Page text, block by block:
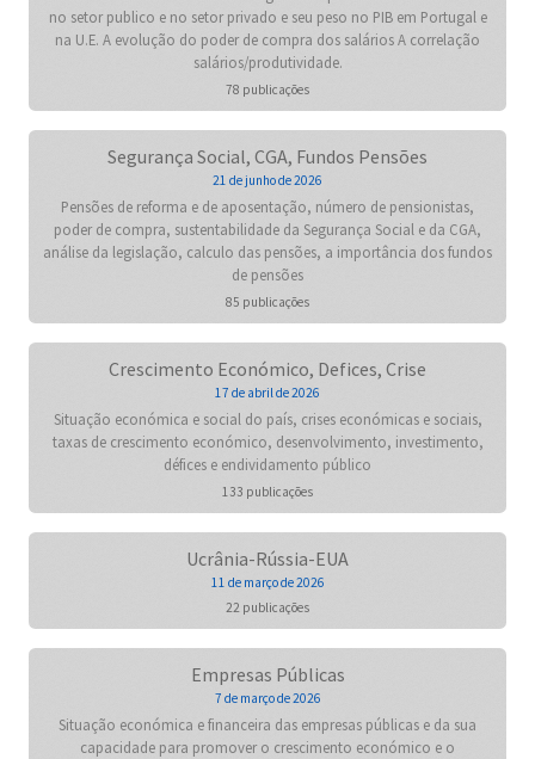
no setor publico e no setor privado e seu peso no PIB em Portugal e
na U.E. A evolução do poder de compra dos salários A correlação
salários/produtividade.
78 publicações
Segurança Social, CGA, Fundos Pensões
21 de junho de 2026
Pensões de reforma e de aposentação, número de pensionistas,
poder de compra, sustentabilidade da Segurança Social e da CGA,
análise da legislação, calculo das pensões, a importância dos fundos
de pensões
85 publicações
Crescimento Económico, Defices, Crise
17 de abril de 2026
Situação económica e social do país, crises económicas e sociais,
taxas de crescimento económico, desenvolvimento, investimento,
défices e endividamento público
133 publicações
Ucrânia-Rússia-EUA
11 de março de 2026
22 publicações
Empresas Públicas
7 de março de 2026
Situação económica e financeira das empresas públicas e da sua
capacidade para promover o crescimento económico e o